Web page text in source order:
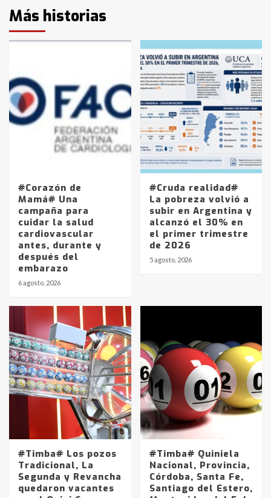
Más historias
#Corazón de
Mamá# Una
campaña para
cuidar la salud
cardiovascular
antes, durante y
después del
embarazo
6 agosto, 2026
#Cruda realidad#
La pobreza volvió a
subir en Argentina y
alcanzó el 30% en
el primer trimestre
de 2026
5 agosto, 2026
#Timba# Los pozos
Tradicional, La
Segunda y Revancha
quedaron vacantes
#Timba# Quiniela
Nacional, Provincia,
Córdoba, Santa Fe,
Santiago del Estero,